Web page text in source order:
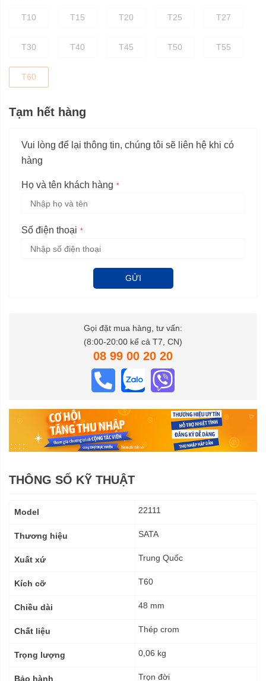
T10 T15 T20 T25 T27
T30 T40 T45 T50 T55
T60
Tạm hết hàng
Vui lòng để lại thông tin, chúng tôi sẽ liên hệ khi có
hàng
Họ và tên khách hàng
Số điện thoại
GỬI
Gọi đặt mua hàng, tư vấn:
(8:00-20:00 kể cả T7, CN)
08 99 00 20 20
THÔNG SỐ KỸ THUẬT
kỹ
Model 22111
Thương hiệu SATA
Xuất xứ Trung Quốc
Kích cỡ T60
Chiều dài 48 mm
Chất liệu Thép crom
Trọng lượng 0,06 kg
Bảo hành Trọn đời